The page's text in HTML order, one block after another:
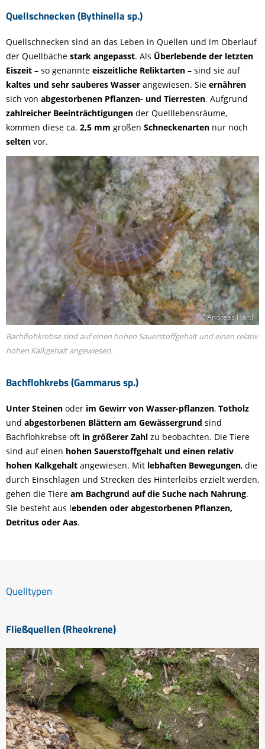
Quellschnecken (Bythinella sp.)
Quellschnecken sind an das Leben in Quellen und im Oberlauf
der Quellbäche stark angepasst. Als Überlebende der letzten
Eiszeit – so genannte eiszeitliche Reliktarten – sind sie auf
kaltes und sehr sauberes Wasser angewiesen. Sie ernähren
sich von abgestorbenen Pflanzen- und Tierresten. Aufgrund
zahlreicher Beeinträchtigungen der Quelllebensräume,
kommen diese ca. 2,5 mm großen Schneckenarten nur noch
selten vor.
Bachflohkrebs (Gammarus sp.)
©Andreas Hartl
Bachflohkrebse sind auf einen hohen Sauerstoffgehalt und einen relativ
hohen Kalkgehalt angewiesen.
Unter Steinen oder im Gewirr von Wasser-pflanzen, Totholz
und abgestorbenen Blättern am Gewässergrund sind
Bachflohkrebse oft in größerer Zahl zu beobachten. Die Tiere
sind auf einen hohen Sauerstoffgehalt und einen relativ
hohen Kalkgehalt angewiesen. Mit lebhaften Bewegungen, die
durch Einschlagen und Strecken des Hinterleibs erzielt werden,
gehen die Tiere am Bachgrund auf die Suche nach Nahrung.
Sie besteht aus lebenden oder abgestorbenen Pflanzen,
Detritus oder Aas.
Quelltypen
Fließquellen (Rheokrene)